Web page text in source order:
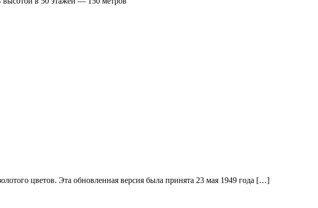
цветов. Эта обновленная версия была принята 23 мая 1949 года […]